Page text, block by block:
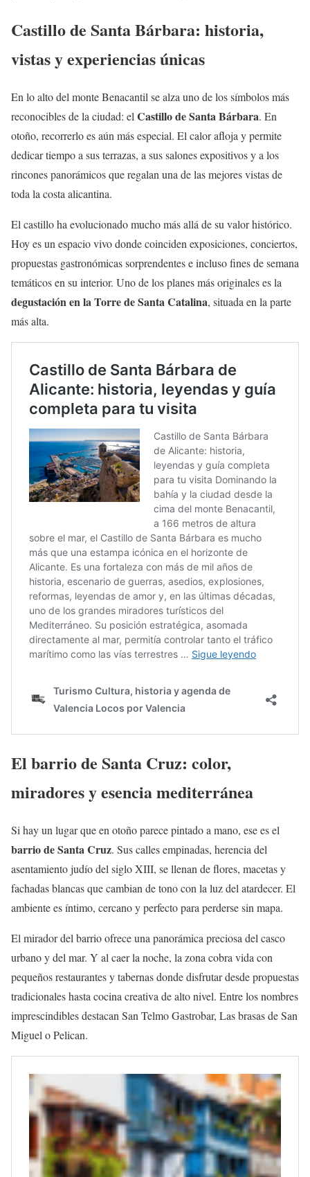
Castillo de Santa Bárbara: historia,
vistas y experiencias únicas
En lo alto del monte Benacantil se alza uno de los símbolos más
reconocibles de la ciudad: el Castillo de Santa Bárbara. En
otoño, recorrerlo es aún más especial. El calor afloja y permite
dedicar tiempo a sus terrazas, a sus salones expositivos y a los
rincones panorámicos que regalan una de las mejores vistas de
toda la costa alicantina.
El castillo ha evolucionado mucho más allá de su valor histórico.
Hoy es un espacio vivo donde coinciden exposiciones, conciertos,
propuestas gastronómicas sorprendentes e incluso fines de semana
temáticos en su interior. Uno de los planes más originales es la
degustación en la Torre de Santa Catalina, situada en la parte
más alta.
El barrio de Santa Cruz: color,
miradores y esencia mediterránea
Si hay un lugar que en otoño parece pintado a mano, ese es el
barrio de Santa Cruz. Sus calles empinadas, herencia del
asentamiento judío del siglo XIII, se llenan de flores, macetas y
fachadas blancas que cambian de tono con la luz del atardecer. El
ambiente es íntimo, cercano y perfecto para perderse sin mapa.
El mirador del barrio ofrece una panorámica preciosa del casco
urbano y del mar. Y al caer la noche, la zona cobra vida con
pequeños restaurantes y tabernas donde disfrutar desde propuestas
tradicionales hasta cocina creativa de alto nivel. Entre los nombres
imprescindibles destacan San Telmo Gastrobar, Las brasas de San
Miguel o Pelican.